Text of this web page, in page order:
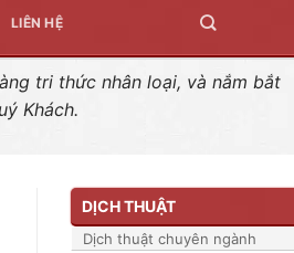
LIÊN HỆ
tri thức nhân loại, và nắm bắt
Khách.
DỊCH THUẬT
Dịch thuật chuyên ngành